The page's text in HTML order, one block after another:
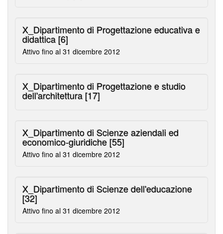
X_Dipartimento di Progettazione educativa e
didattica[6]
Attivo fino al 31 dicembre 2012
X_Dipartimento di Progettazione e studio
dell'architettura[17]
X_Dipartimento di Scienze aziendali ed
economico-giuridiche[55]
Attivo fino al 31 dicembre 2012
X_Dipartimento di Scienze dell'educazione
[32]
Attivo fino al 31 dicembre 2012